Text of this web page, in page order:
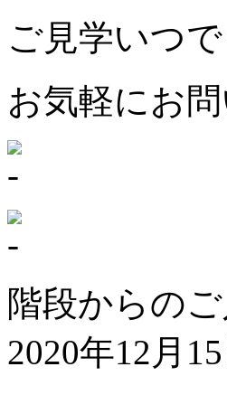
ご見学いつ
お気軽にお
階段からの
2020年12月